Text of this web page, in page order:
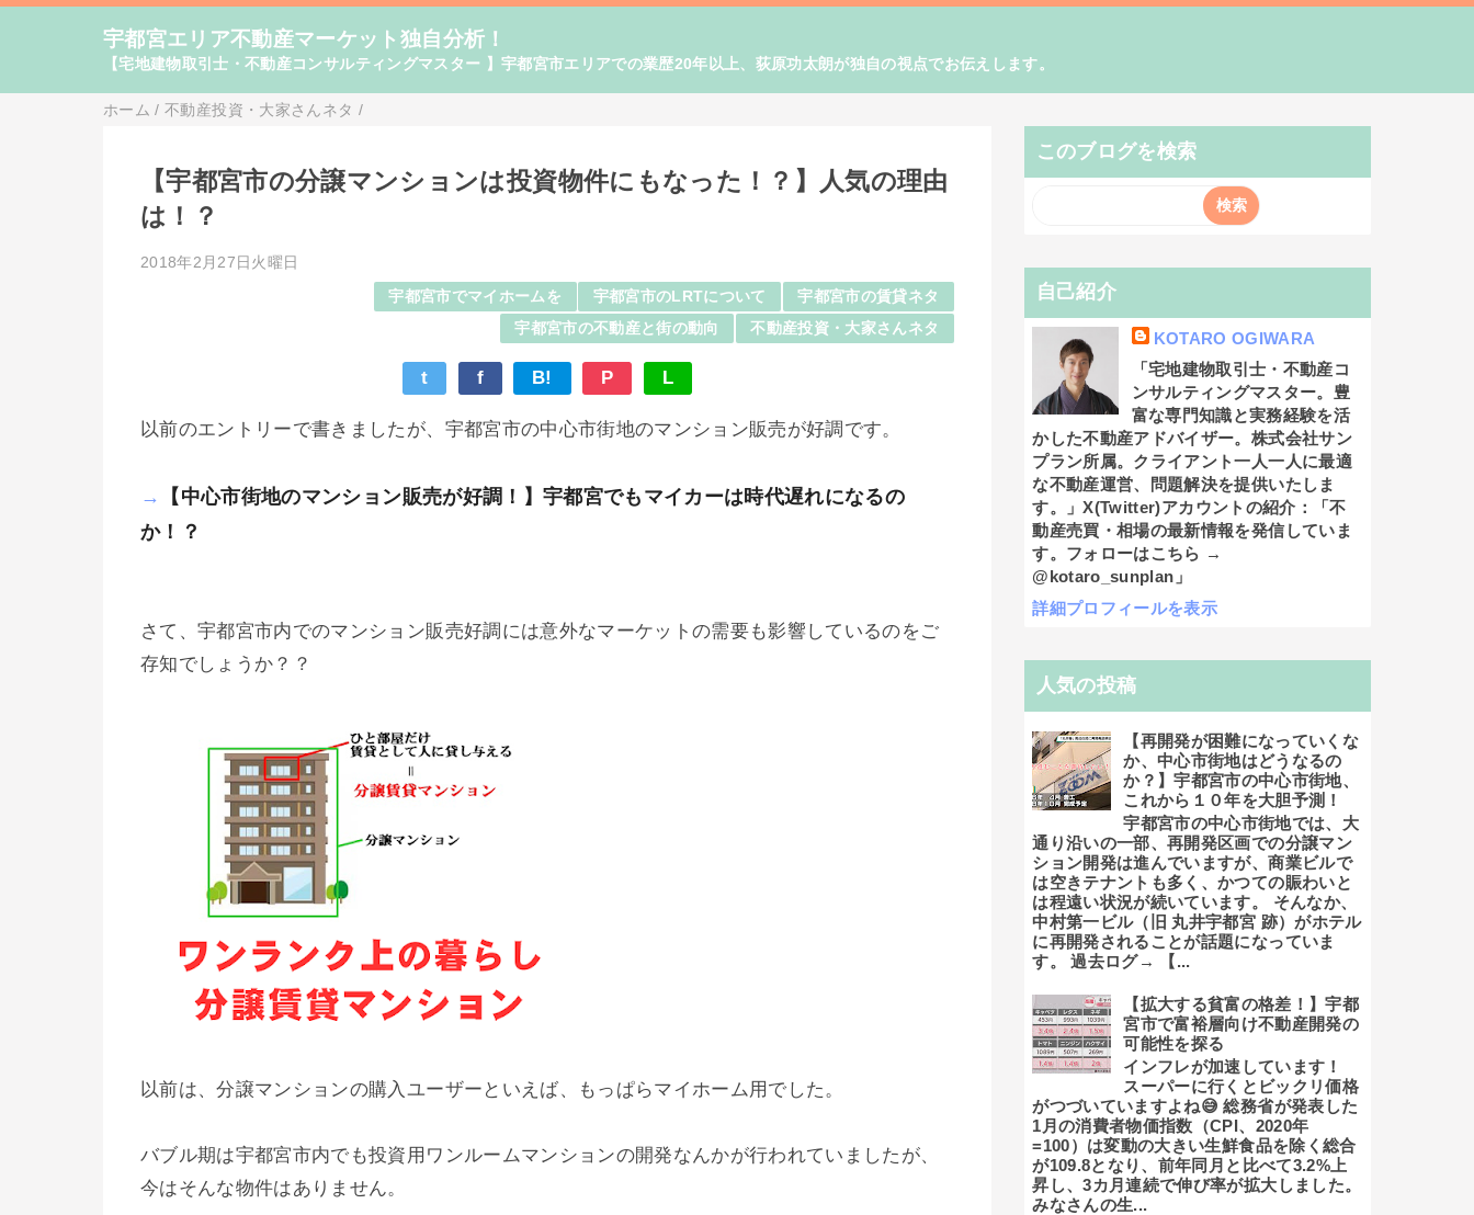
宇都宮エリア不動産マーケット独自分析！
【宅地建物取引士・不動産コンサルティングマスター 】宇都宮市エリアでの業歴20年以上、荻原功太朗が独自の視点でお伝えします。
ホーム /不動産投資・大家さんネタ /
【宇都宮市の分譲マンションは投資物件にもなった！？】人気の理由
は！？
2018年2月27日火曜日
宇都宮市でマイホームを 宇都宮市のLRTについて
宇都宮市の賃貸ネタ
宇都宮市の不動産と街の動向
不動産投資・大家さんネタ
t f B! P L
以前のエントリーで書きましたが、宇都宮市の中心市街地のマンション販売が好調です。
→
【中心市街地のマンション販売が好調！】宇都宮でもマイカーは時代遅れになるの
か！？
さて、宇都宮市内でのマンション販売好調には意外なマーケットの需要も影響しているのをご
存知でしょうか？？
以前は、分譲マンションの購入ユーザーといえば、もっぱらマイホーム用でした。
バブル期は宇都宮市内でも投資用ワンルームマンションの開発なんかが行われていましたが、
今はそんな物件はありません。
このブログを検索
自己紹介
KOTARO OGIWARA
「宅地建物取引士・不動産コ
ンサルティングマスター。豊
富な専門知識と実務経験を活
かした不動産アドバイザー。株式会社サン
プラン所属。クライアント一人一人に最適
な不動産運営、問題解決を提供いたしま
す。」X(Twitter)アカウントの紹介：「不
動産売買・相場の最新情報を発信していま
す。フォローはこちら →
@kotaro_sunplan」
詳細プロフィールを表示
人気の投稿
【再開発が困難になっていくな
か、中心市街地はどうなるの
か？】宇都宮市の中心市街地、
これから１０年を大胆予測！
宇都宮市の中心市街地では、大
通り沿いの一部、再開発区画での分譲マン
ション開発は進んでいますが、商業ビルで
は空きテナントも多く、かつての賑わいと
は程遠い状況が続いています。 そんなか、
中村第一ビル（旧 丸井宇都宮 跡）がホテル
に再開発されることが話題になっていま
す。 過去ログ→ 【...
【拡大する貧富の格差！】宇都
宮市で富裕層向け不動産開発の
可能性を探る
インフレが加速しています！
スーパーに行くとビックリ価格
がつづいていますよね😅 総務省が発表した
1月の消費者物価指数（CPI、2020年
=100）は変動の大きい生鮮食品を除く総合
が109.8となり、前年同月と比べて3.2%上
昇し、3カ月連続で伸び率が拡大しました。
みなさんの生...